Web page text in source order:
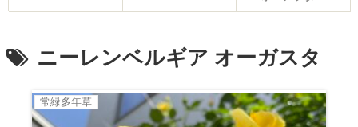
ニーレンベルギア オーガスタ
常緑多年草